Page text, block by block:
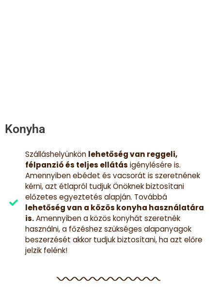
Konyha
Szálláshelyünkön lehetőség van reggeli,
félpanzió és teljes ellátás igénylésére is.
Amennyiben ebédet és vacsorát is szeretnének
kérni, azt étlapról tudjuk Önöknek biztosítani
előzetes egyeztetés alapján. Továbbá
lehetőség van a közös konyha használatára
is.Amennyiben a közös konyhát szeretnék
használni, a főzéshez szükséges alapanyagok
beszerzését akkor tudjuk biztosítani, ha azt előre
jelzik felénk!